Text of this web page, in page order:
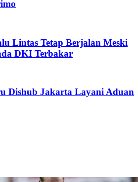
Lintas Tetap Berjalan Meski
DKI Terbakar
Dishub Jakarta Layani Aduan